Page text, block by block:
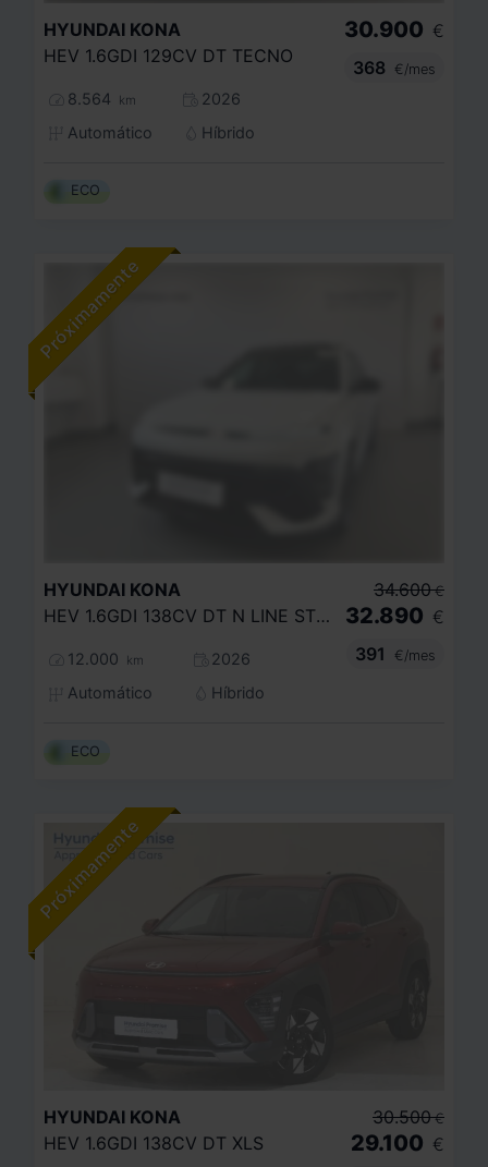
HYUNDAI KONA
HEV 1.6GDI 129CV DT TECNO
8.564 km
2026
Automático
Híbrido
30.900 €
368
€/mes
ECO
HYUNDAI KONA
HEV 1.6GDI 138CV DT N LINE STYLE
12.000 km
2026
Automático
Híbrido
34.600 €
32.890 €
391
€/mes
ECO
HYUNDAI KONA
HEV 1.6GDI 138CV DT XLS
30.500 €
29.100 €